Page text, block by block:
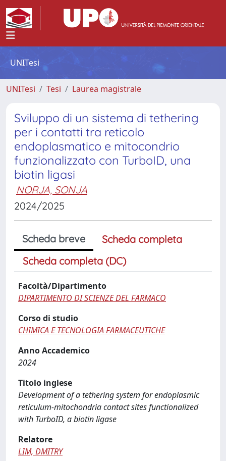
UNITesi
UNITesi Tesi Laurea magistrale
Sviluppo di un sistema di tethering
per i contatti tra reticolo
endoplasmatico e mitocondrio
funzionalizzato con TurboID, una
biotin ligasi
NORJA, SONJA
2024/2025
Scheda breve
Scheda completa
Scheda completa (DC)
Facoltà/Dipartimento
DIPARTIMENTO DI SCIENZE DEL FARMACO
Corso di studio
CHIMICA E TECNOLOGIA FARMACEUTICHE
Anno Accademico
2024
Titolo inglese
Development of a tethering system for endoplasmic
reticulum-mitochondria contact sites functionalized
with TurboID, a biotin ligase
Relatore
LIM, DMITRY